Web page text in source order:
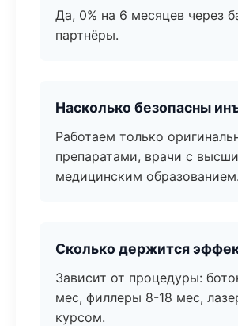
Да, 0% на 6 месяцев через
партнёры.
Насколько безопасны
Работаем только
препаратами, врачи с
медицинским образованием.
Сколько держится
Зависит от процедуры:
мес, филлеры 8-18 мес,
курсом.